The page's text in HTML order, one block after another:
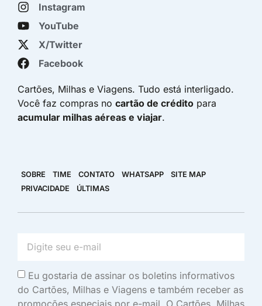
Instagram
YouTube
X/Twitter
Facebook
Cartões, Milhas e Viagens. Tudo está interligado.
Você faz compras no cartão de crédito para
acumular milhas aéreas e viajar.
SOBRE TIME CONTATO WHATSAPP
SITE MAP
PRIVACIDADE
ÚLTIMAS
Eu gostaria de assinar os boletins informativos
do Cartões, Milhas e Viagens e também receber as
promoções especiais por e-mail. O Cartões, Milhas